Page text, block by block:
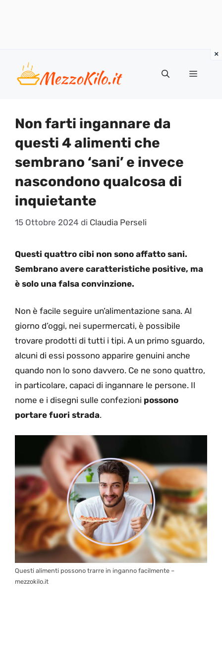
contenuto
Menu
Non farti ingannare da
questi 4 alimenti che
sembrano ‘sani’ e invece
nascondono qualcosa di
inquietante
15 Ottobre 2024 di Claudia Perseli
Questi quattro cibi non sono affatto sani.
Sembrano avere caratteristiche positive, ma
è solo una falsa convinzione.
Non è facile seguire un’alimentazione sana. Al
giorno d’oggi, nei supermercati, è possibile
trovare prodotti di tutti i tipi. A un primo sguardo,
alcuni di essi possono apparire genuini anche
quando non lo sono davvero. Ce ne sono quattro,
in particolare, capaci di ingannare le persone. Il
nome e i disegni sulle confezioni possono
portare fuori strada.
Questi alimenti possono trarre in inganno facilmente –
mezzokilo.it